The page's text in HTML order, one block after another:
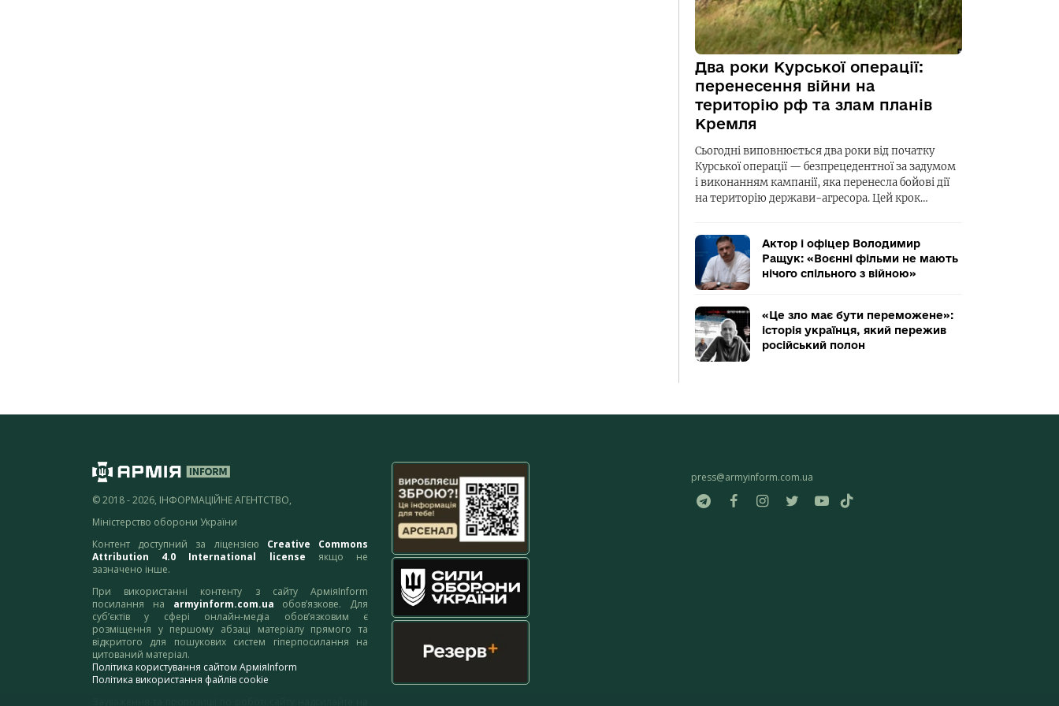
Два роки Курської операції:
перенесення війни на
територію рф та злам планів
Кремля
Сьогодні виповнюється два роки від початку
Курської операції — безпрецедентної за задумом
і виконанням кампанії, яка перенесла бойові дії
на територію держави-агресора. Цей крок…
Актор і офіцер Володимир
Ращук: «Воєнні фільми не мають
нічого спільного з війною»
«Це зло має бути переможене»:
історія українця, який пережив
російський полон
© 2018 - 2026, ІНФОРМАЦІЙНЕ АГЕНТСТВО,
Міністерство оборони України
Контент доступний за ліцензією Creative Commons
Attribution 4.0 International license якщо не
зазначено інше.
При використанні контенту з сайту АрміяInform
посилання на armyinform.com.ua обов’язкове. Для
суб’єктів у сфері онлайн-медіа обов’язковим є
розміщення у першому абзаці матеріалу прямого та
відкритого для пошукових систем гіперпосилання на
цитований матеріал.
Політика користування сайтом АрміяInform
Політика використання файлів cookie
press@armyinform.com.ua